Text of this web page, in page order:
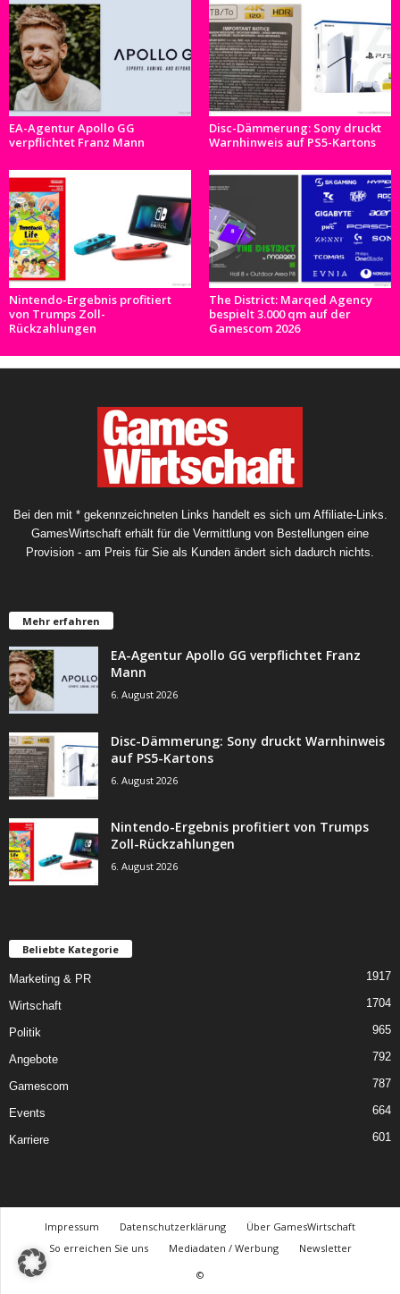
EA-Agentur Apollo GG
verpflichtet Franz Mann
Disc-Dämmerung: Sony druckt
Warnhinweis auf PS5-Kartons
Nintendo-Ergebnis profitiert
von Trumps Zoll-
Rückzahlungen
The District: Marqed Agency
bespielt 3.000 qm auf der
Gamescom 2026
Bei den mit * gekennzeichneten Links handelt es sich um Affiliate-Links.
GamesWirtschaft erhält für die Vermittlung von Bestellungen eine
Provision - am Preis für Sie als Kunden ändert sich dadurch nichts.
Mehr erfahren
EA-Agentur Apollo GG verpflichtet Franz
Mann
6. August 2026
Disc-Dämmerung: Sony druckt Warnhinweis
auf PS5-Kartons
6. August 2026
Nintendo-Ergebnis profitiert von Trumps
Zoll-Rückzahlungen
6. August 2026
Beliebte Kategorie
Marketing & PR 1917
Wirtschaft 1704
Politik 965
Angebote 792
Gamescom 787
Events 664
Karriere 601
Impressum Datenschutzerklärung
Über GamesWirtschaft
So erreichen Sie uns
Mediadaten / Werbung
Newsletter
©